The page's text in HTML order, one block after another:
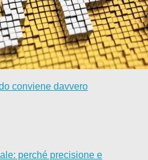
conviene davvero
perché precisione e